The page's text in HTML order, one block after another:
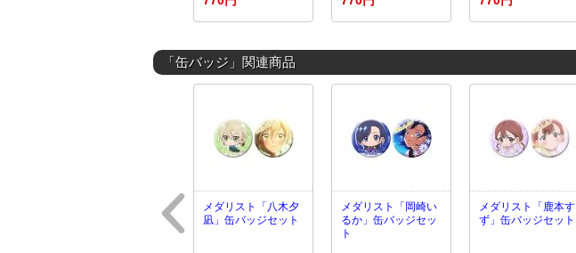
「缶バッジ」関連商品
メダリスト「八木夕
凪」缶バッジセット
メダリスト「岡崎い
るか」缶バッジセッ
ト
メダリスト「鹿本す
ず」缶バッジセット